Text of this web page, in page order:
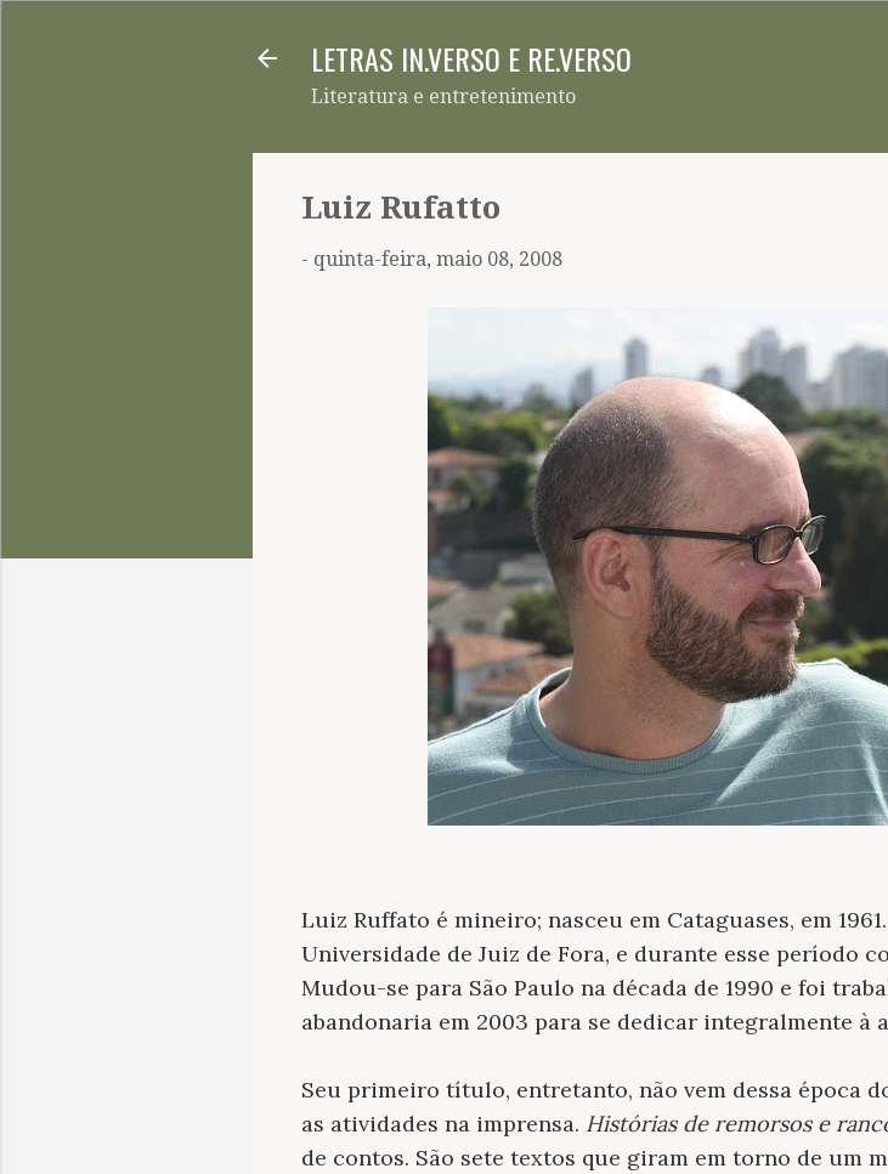
LETRAS IN.VERSO E RE.VERSO
Literatura e entretenimento
Luiz Rufatto
- quinta-feira, maio 08, 2008
Luiz Ruffato é mineiro; nasceu em Cataguases, em
Universidade de Juiz de Fora, e durante esse período
Mudou-se para São Paulo na década de 1990 e foi
abandonaria em 2003 para se dedicar integralmente à
Seu primeiro título, entretanto, não vem dessa época
as atividades na imprensa. Histórias de remorsos e
de contos. São sete textos que giram em torno de um